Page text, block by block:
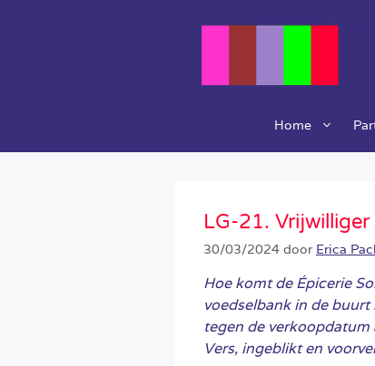
Home
LG-21.
30/03/2024 door Erica
Hoe komt de Épicerie
voedselbank in de
tegen de
Vers, ingeblikt en